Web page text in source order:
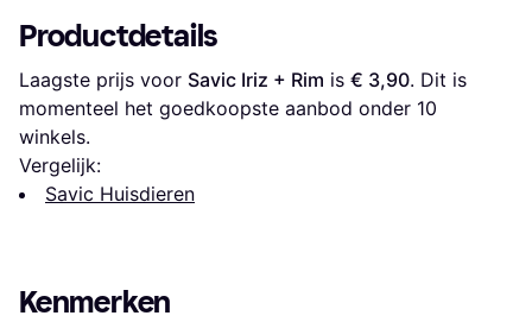
Productdetails
Laagste prijs voor Savic Iriz + Rim is € 3,90. Dit is
momenteel het goedkoopste aanbod onder 10
winkels.
Vergelijk:
Savic Huisdieren
Kenmerken